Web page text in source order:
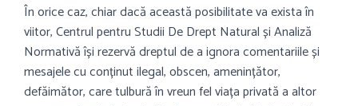
În orice caz, chiar dacă această posibilitate va exista în
viitor, Centrul pentru Studii De Drept Natural și Analiză
Normativă își rezervă dreptul de a ignora comentariile și
mesajele cu conținut ilegal, obscen, amenințător,
defăimător, care tulbură în vreun fel viața privată a altor